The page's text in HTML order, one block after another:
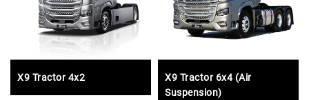
X9 Tractor 4x2
X9 Tractor 6x4 (Air
Suspension)